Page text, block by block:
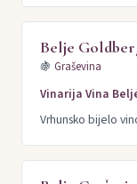
Belje
🍇 Graševina
Vinarija Vina
Vrhunsko bijelo